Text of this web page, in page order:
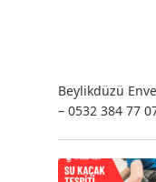
Beylikdüzü
– 0532 384 77